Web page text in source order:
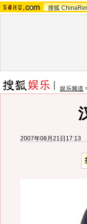
搜狐
娱乐频道
2007年08月21日17:13